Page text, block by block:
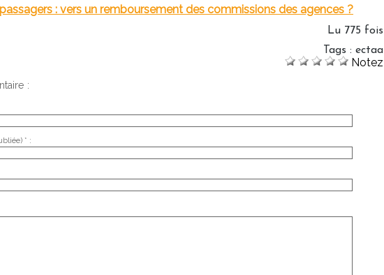
: vers un remboursement des commissions des agences ?
Lu 775 fois
Tags : ectaa
Notez
:
* :